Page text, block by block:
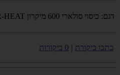
דגם: כיסוי סולארי 600 מיקרון SUPER-HEAT במידה 3*8 מ' - מוסטנג
כתבו ביקורת | 0 ביקורות